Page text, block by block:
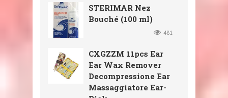
STERIMAR Nez
Bouché (100 ml)
481
CXGZZM 11pcs Ear
Ear Wax Remover
Decompressione Ear
Massaggiatore Ear-